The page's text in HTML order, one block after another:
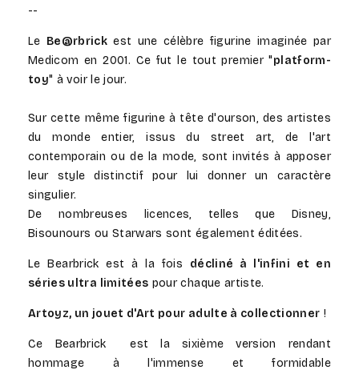
1000%
1000%
--
Le Be@rbrick est une célèbre figurine imaginée par
Medicom en 2001. Ce fut le tout premier "platform-
toy" à voir le jour.
Sur cette même figurine à tête d'ourson, des artistes
du monde entier, issus du street art, de l'art
contemporain ou de la mode, sont invités à apposer
leur style distinctif pour lui donner un caractère
singulier.
De nombreuses licences, telles que Disney,
Bisounours ou Starwars sont également éditées.
Le Bearbrick est à la fois décliné à l'infini et en
séries ultra limitées pour chaque artiste.
Artoyz, un jouet d'Art pour adulte à collectionner !
Ce Bearbrick est la sixième version rendant
hommage à l'immense et formidable